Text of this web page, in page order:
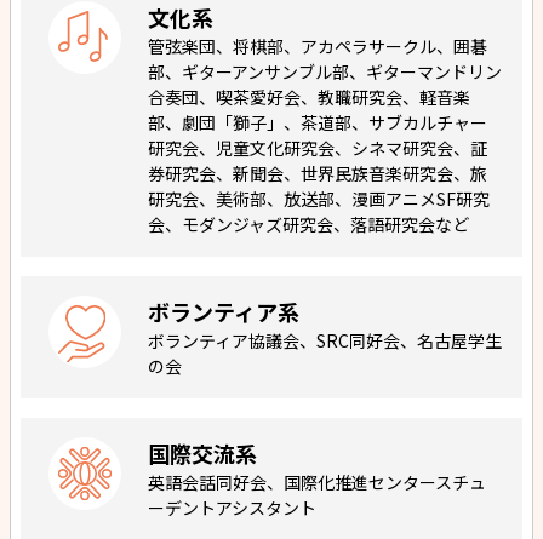
文化系
管弦楽団、将棋部、アカペラサークル、囲碁
部、ギターアンサンブル部、ギターマンドリン
合奏団、喫茶愛好会、教職研究会、軽音楽
部、劇団「獅子」、茶道部、サブカルチャー
研究会、児童文化研究会、シネマ研究会、証
券研究会、新聞会、世界民族音楽研究会、旅
研究会、美術部、放送部、漫画アニメSF研究
会、モダンジャズ研究会、落語研究会など
ボランティア系
ボランティア協議会、SRC同好会、名古屋学生
の会
国際交流系
英語会話同好会、国際化推進センタースチュ
ーデントアシスタント